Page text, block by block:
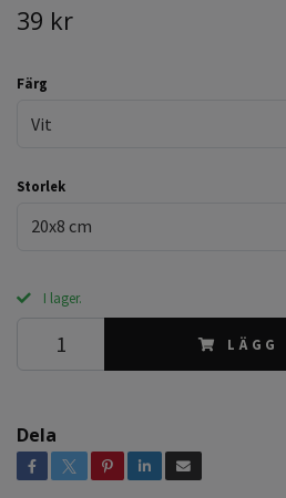
39 kr
Färg
Vit
Storlek
20x8 cm
I lager.
LÄGG
Dela